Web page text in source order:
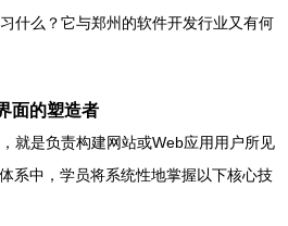
什么？它与郑州的软件开发行业又有何
面的塑造者
就是负责构建网站或Web应用用户所见
系中，学员将系统性地掌握以下核心技